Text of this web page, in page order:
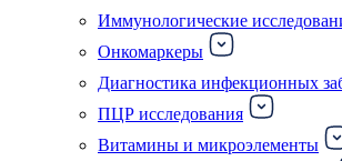
Иммунологические
Онкомаркеры
Диагностика инфекционных
ПЦР исследования
Витамины и микроэлементы